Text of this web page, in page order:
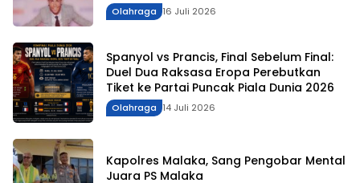
Olahraga 16 Juli 2026
Spanyol vs Prancis, Final Sebelum Final:
Duel Dua Raksasa Eropa Perebutkan
Tiket ke Partai Puncak Piala Dunia 2026
Olahraga 14 Juli 2026
Kapolres Malaka, Sang Pengobar Mental
Juara PS Malaka